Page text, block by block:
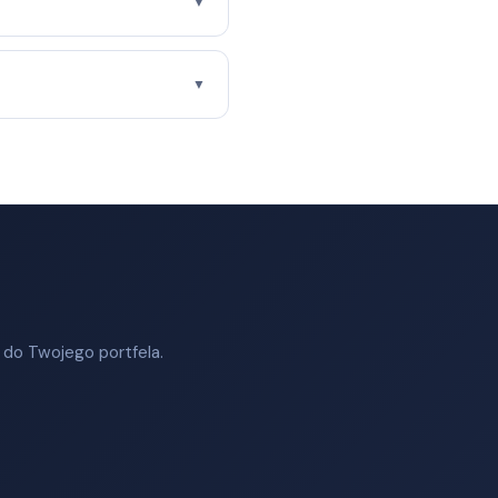
▼
do Twojego portfela.